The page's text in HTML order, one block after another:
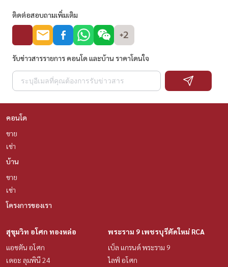
ติดต่อสอบถามเพิ่มเติม
+2
รับข่าวสารรายการ คอนโด และบ้าน ราคาโดนใจ
คอนโด
ขาย
เช่า
บ้าน
ขาย
เช่า
โครงการของเรา
สุขุมวิท อโศก ทองหล่อ
แอชตัน อโศก
เดอะ ลุมพินี 24
พระราม 9 เพชรบุรีตัดใหม่ RCA
เบ็ล แกรนด์ พระราม 9
ไลฟ์ อโศก